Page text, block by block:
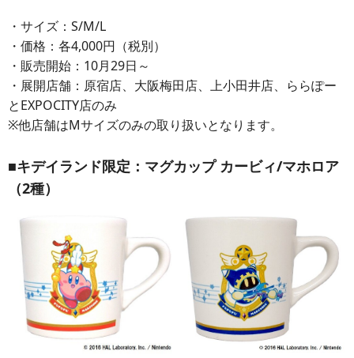
・サイズ：S/M/L
・価格：各4,000円（税別）
・販売開始：10月29日～
・展開店舗：原宿店、大阪梅田店、上小田井店、ららぽー
とEXPOCITY店のみ
※他店舗はMサイズのみの取り扱いとなります。
■キデイランド限定：マグカップ カービィ/マホロア
（2種）